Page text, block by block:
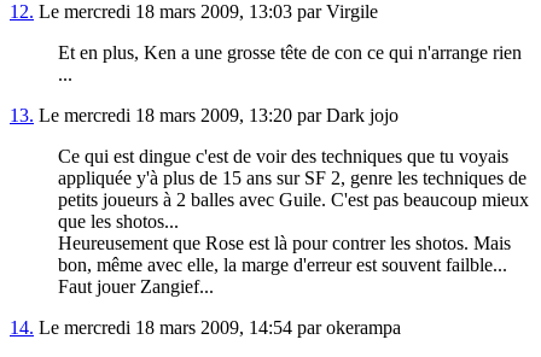
12. Le mercredi 18 mars 2009, 13:03 par Virgile
Et en plus, Ken a une grosse tête de con ce qui n'arrange rien
...
13. Le mercredi 18 mars 2009, 13:20 par Dark jojo
Ce qui est dingue c'est de voir des techniques que tu voyais
appliquée y'à plus de 15 ans sur SF 2, genre les techniques de
petits joueurs à 2 balles avec Guile. C'est pas beaucoup mieux
que les shotos...
Heureusement que Rose est là pour contrer les shotos. Mais
bon, même avec elle, la marge d'erreur est souvent failble...
Faut jouer Zangief...
14. Le mercredi 18 mars 2009, 14:54 par okerampa